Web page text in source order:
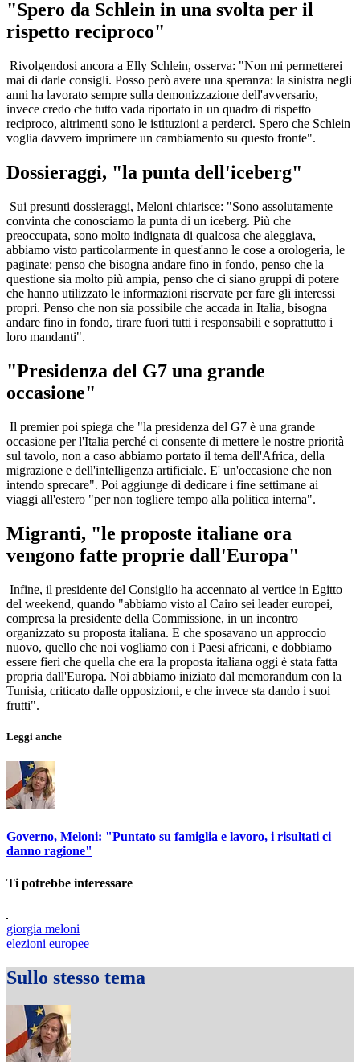
"Spero da Schlein in una svolta per il
rispetto reciproco"
Rivolgendosi ancora a Elly Schlein, osserva: "Non mi permetterei
mai di darle consigli. Posso però avere una speranza: la sinistra negli
anni ha lavorato sempre sulla demonizzazione dell'avversario,
invece credo che tutto vada riportato in un quadro di rispetto
reciproco, altrimenti sono le istituzioni a perderci. Spero che Schlein
voglia davvero imprimere un cambiamento su questo fronte".
Dossieraggi, "la punta dell'iceberg"
Sui presunti dossieraggi, Meloni chiarisce: "Sono assolutamente
convinta che conosciamo la punta di un iceberg. Più che
preoccupata, sono molto indignata di qualcosa che aleggiava,
abbiamo visto particolarmente in quest'anno le cose a orologeria, le
paginate: penso che bisogna andare fino in fondo, penso che la
questione sia molto più ampia, penso che ci siano gruppi di potere
che hanno utilizzato le informazioni riservate per fare gli interessi
propri. Penso che non sia possibile che accada in Italia, bisogna
andare fino in fondo, tirare fuori tutti i responsabili e soprattutto i
loro mandanti".
"Presidenza del G7 una grande
occasione"
Il premier poi spiega che "la presidenza del G7 è una grande
occasione per l'Italia perché ci consente di mettere le nostre priorità
sul tavolo, non a caso abbiamo portato il tema dell'Africa, della
migrazione e dell'intelligenza artificiale. E' un'occasione che non
intendo sprecare". Poi aggiunge di dedicare i fine settimane ai
viaggi all'estero "per non togliere tempo alla politica interna".
Migranti, "le proposte italiane ora
vengono fatte proprie dall'Europa"
Infine, il presidente del Consiglio ha accennato al vertice in Egitto
del weekend, quando "abbiamo visto al Cairo sei leader europei,
compresa la presidente della Commissione, in un incontro
organizzato su proposta italiana. E che sposavano un approccio
nuovo, quello che noi vogliamo con i Paesi africani, e dobbiamo
essere fieri che quella che era la proposta italiana oggi è stata fatta
propria dall'Europa. Noi abbiamo iniziato dal memorandum con la
Tunisia, criticato dalle opposizioni, e che invece sta dando i suoi
frutti".
Leggi anche
Governo, Meloni: "Puntato su famiglia e lavoro, i risultati ci
danno ragione"
Ti potrebbe interessare
giorgia meloni
elezioni europee
Sullo stesso tema